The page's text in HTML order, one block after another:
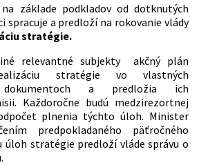
základe podkladov od dotknutých
spracuje a predloží na rokovanie vlády
stratégie.
relevantné subjekty akčný plán
stratégie vo vlastných
dokumentoch a predložia ich
Každoročne budú medzirezortnej
plnenia týchto úloh. Minister
predpokladaného päťročného
úloh stratégie predloží vláde správu o